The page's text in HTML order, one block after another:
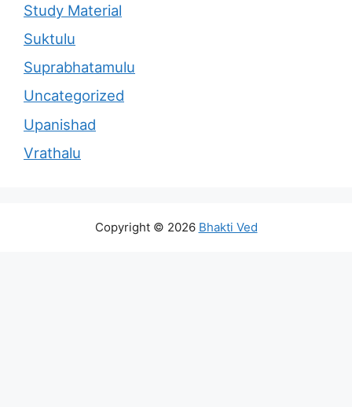
Study Material
Suktulu
Suprabhatamulu
Uncategorized
Upanishad
Vrathalu
Copyright © 2026 Bhakti Ved